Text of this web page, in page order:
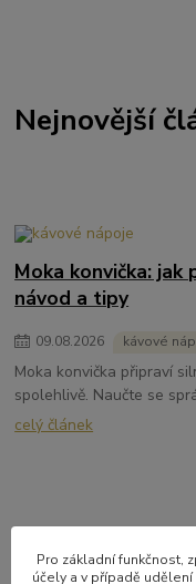
Nejnovější
Moka konvička:
návod a tipy
09.08.2026 kávové
Moka konvička připraví
spolehlivě. Naučte se
celý článek
Pro základní funkčnost,
účely a v případě